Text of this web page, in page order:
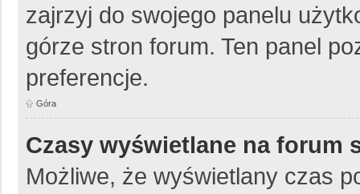
zajrzyj do swojego panelu
górze stron forum. Ten panel
preferencje.
Góra
Czasy wyświetlane na forum
Możliwe, że wyświetlany czas